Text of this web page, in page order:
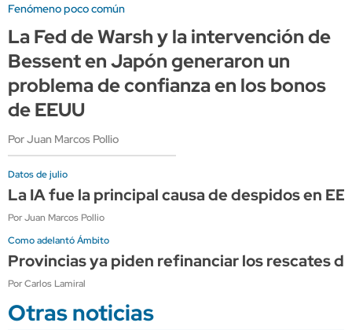
Fenómeno poco común
La Fed de Warsh y la intervención de
Bessent en Japón generaron un
problema de confianza en los bonos
de EEUU
Por Juan Marcos Pollio
Datos de julio
La IA fue la principal causa de despidos en
Por Juan Marcos Pollio
Como adelantó Ámbito
Provincias ya piden refinanciar los rescates
Por Carlos Lamiral
Otras noticias